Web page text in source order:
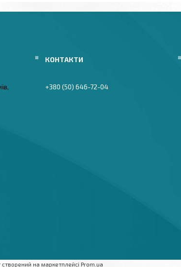
+380 (50) 646-72-04
створений на маркетплейсі Prom.ua